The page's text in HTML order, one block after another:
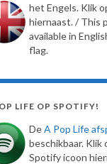
het Engels. Klik
hiernaast. / This
available in
flag.
LIFE OP SPOTIFY!
DeA Pop Life
beschikbaar. Klik
Spotify icoon